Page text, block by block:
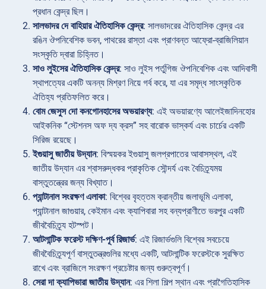
প্রধান কেন্দ্র ছিল।
সালভাদর দে বাহিয়ার ঐতিহাসিক কেন্দ্র: সালভাদরের ঐতিহাসিক কেন্দ্র এর
রঙিন ঔপনিবেশিক ভবন, পাথরের রাস্তা এবং প্রাণবন্ত আফ্রো-ব্রাজিলিয়ান
সংস্কৃতি দ্বারা চিহ্নিত।
সাও লুইসের ঐতিহাসিক কেন্দ্র: সাও লুইস পর্তুগিজ ঔপনিবেশিক এবং আদিবাসী
স্থাপত্যের একটি অনন্য মিশ্রণ নিয়ে গর্ব করে, যা এর সমৃদ্ধ সাংস্কৃতিক
ঐতিহ্য প্রতিফলিত করে।
বোম জেসুস দো কনগোনহাসের অভয়ারণ্য: এই অভয়ারণ্যে আলেইজাদিনহোর
আইকনিক “স্টেশনস অফ দ্য ক্রস” সহ বারোক ভাস্কর্য এবং চার্চের একটি
সিরিজ রয়েছে।
ইগুয়াসু জাতীয় উদ্যান: বিস্ময়কর ইগুয়াসু জলপ্রপাতের আবাসস্থল, এই
জাতীয় উদ্যান এর শ্বাসরুদ্ধকর প্রাকৃতিক সৌন্দর্য এবং বৈচিত্র্যময়
বাস্তুতন্ত্রের জন্য বিখ্যাত।
প্যান্টানাল সংরক্ষণ এলাকা: বিশ্বের বৃহত্তম ক্রান্তীয় জলাভূমি এলাকা,
প্যান্টানাল জাগুয়ার, কেইমান এবং ক্যাপিবারা সহ বন্যপ্রাণীতে ভরপুর একটি
জীববৈচিত্র্য হটস্পট।
আটলান্টিক ফরেস্ট দক্ষিণ-পূর্ব রিজার্ভ: এই রিজার্ভগুলি বিশ্বের সবচেয়ে
জীববৈচিত্র্যপূর্ণ বাস্তুতন্ত্রগুলির মধ্যে একটি, আটলান্টিক ফরেস্টকে সুরক্ষিত
রাখে এবং ব্রাজিলে সংরক্ষণ প্রচেষ্টার জন্য গুরুত্বপূর্ণ।
সেরা দা ক্যাপিভারা জাতীয় উদ্যান: এর শিলা শিল্প স্থান এবং প্রাগৈতিহাসিক